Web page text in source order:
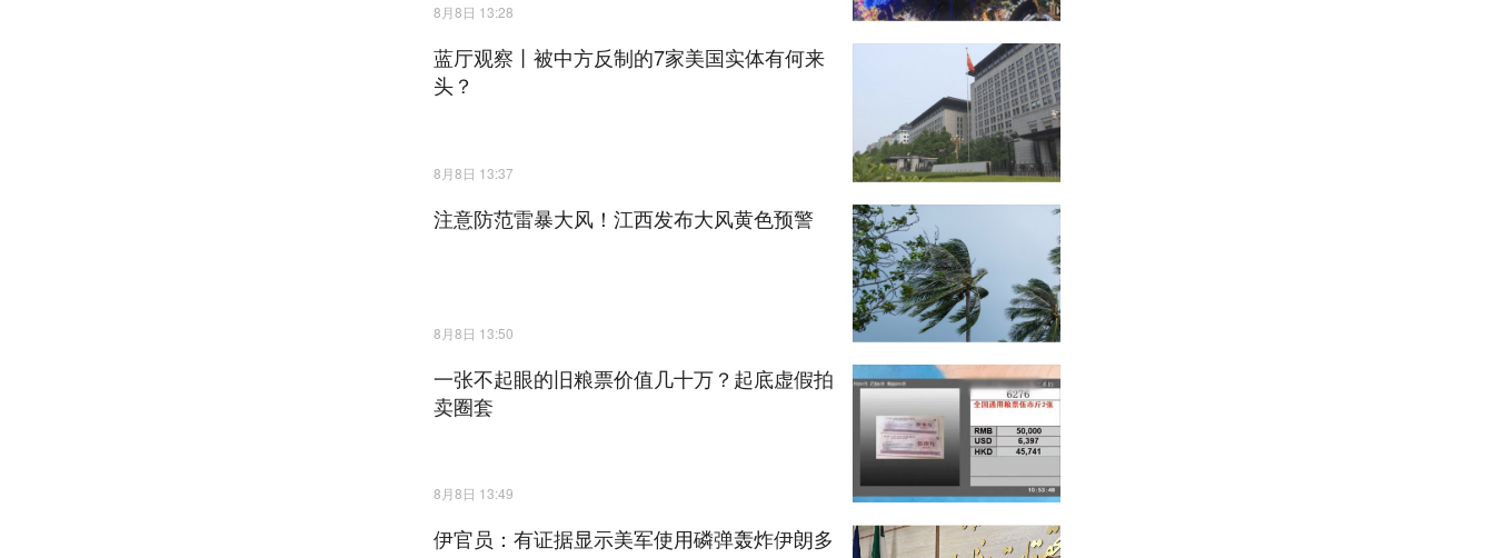
8月8日 13:28
蓝厅观察丨被中方反制的7家美国实体有何来
头？
8月8日 13:37
注意防范雷暴大风！江西发布大风黄色预警
8月8日 13:50
一张不起眼的旧粮票价值几十万？起底虚假拍
卖圈套
8月8日 13:49
伊官员：有证据显示美军使用磷弹轰炸伊朗多